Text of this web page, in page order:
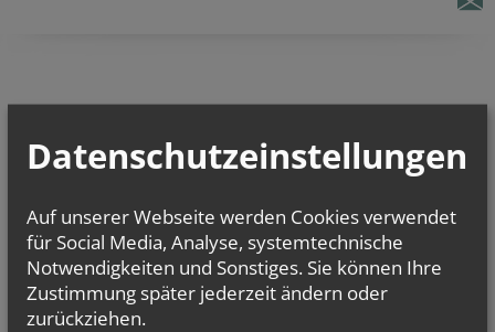
Datenschutzeinstellungen
Auf unserer Webseite werden Cookies verwendet
für Social Media, Analyse, systemtechnische
Notwendigkeiten und Sonstiges. Sie können Ihre
Zustimmung später jederzeit ändern oder
zurückziehen.